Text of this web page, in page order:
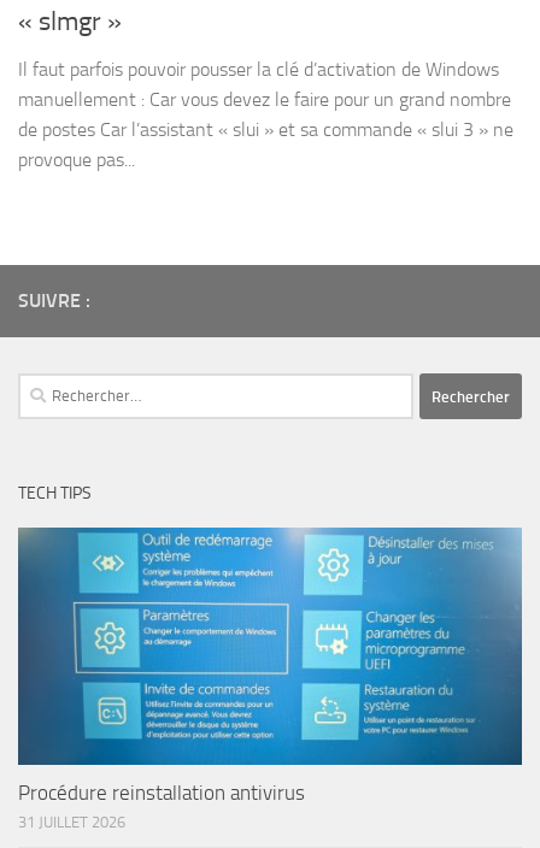
« slmgr »
Il faut parfois pouvoir pousser la clé d’activation de Windows
manuellement : Car vous devez le faire pour un grand nombre
de postes Car l’assistant « slui » et sa commande « slui 3 » ne
provoque pas...
SUIVRE :
Rechercher :
TECH TIPS
Procédure reinstallation antivirus
31 JUILLET 2026